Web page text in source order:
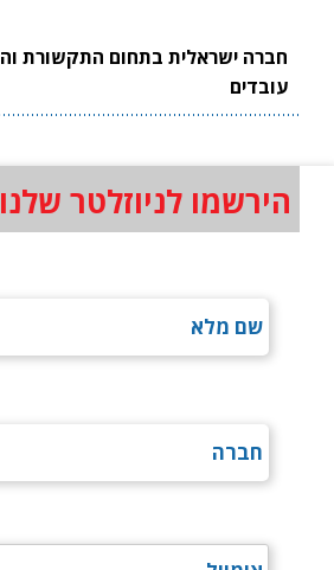
חברה ישראלית בתחום התקשורת
עובדים
הירשמו לניוזלטר שלנו